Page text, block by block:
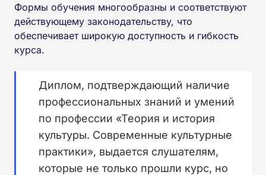
Формы обучения многообразны и соответствуют
действующему законодательству, что
обеспечивает широкую доступность и гибкость
курса.
Диплом, подтверждающий наличие
профессиональных знаний и умений
по профессии «Теория и история
культуры. Современные культурные
практики», выдается слушателям,
которые не только прошли курс, но